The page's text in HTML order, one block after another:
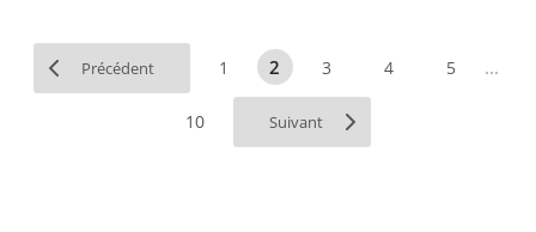
Précédent 1 2 3 4 5 ...
10 Suivant